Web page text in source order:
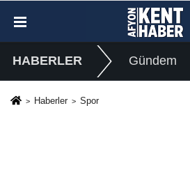
HABERLER Gündem
Haberler Spor